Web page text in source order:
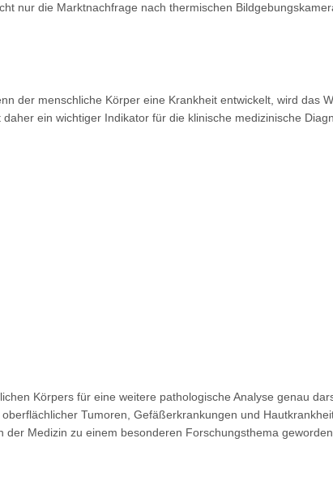
nur die Marktnachfrage nach thermischen
der menschliche Körper eine Krankheit entwickelt, wird das
ein wichtiger Indikator für die klinische medizinische
Körpers für eine weitere pathologische Analyse genau
Tumoren, Gefäßerkrankungen und
Medizin zu einem besonderen Forschungsthema geworden.